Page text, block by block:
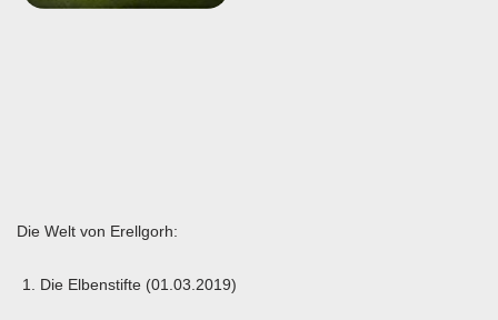
Die Welt von Erellgorh:
Die Elbenstifte (01.03.2019)